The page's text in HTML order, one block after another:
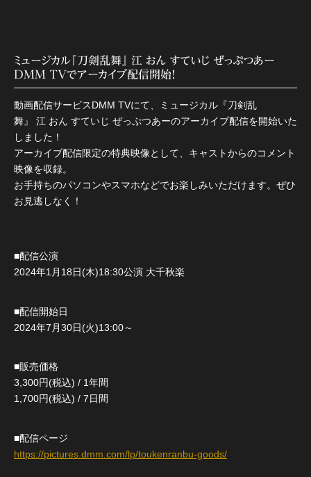
ミュージカル『刀剣乱舞』 江 おん すていじ ぜっぷつあー
DMM TVでアーカイブ配信開始！
動画配信サービスDMM TVにて、ミュージカル『刀剣乱
舞』 江 おん すていじ ぜっぷつあーのアーカイブ配信を開始いた
しました！
アーカイブ配信限定の特典映像として、キャストからのコメント
映像を収録。
お手持ちのパソコンやスマホなどでお楽しみいただけます。ぜひ
お見逃しなく！
■配信公演
2024年1月18日(木)18:30公演 大千秋楽
■配信開始日
2024年7月30日(火)13:00～
■販売価格
3,300円(税込) / 1年間
1,700円(税込) / 7日間
■配信ページ
https://pictures.dmm.com/lp/toukenranbu-goods/